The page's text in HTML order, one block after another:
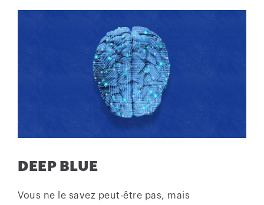
DEEP BLUE
Vous ne le savez peut-être pas, mais